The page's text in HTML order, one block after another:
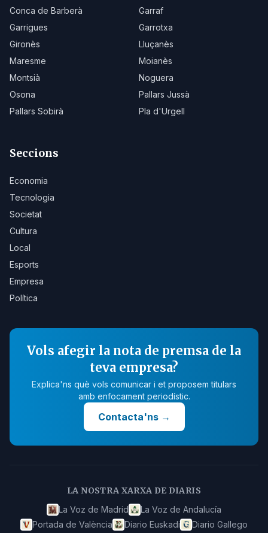
Conca de Barberà
Garraf
Garrigues
Garrotxa
Gironès
Lluçanès
Maresme
Moianès
Montsià
Noguera
Osona
Pallars Jussà
Pallars Sobirà
Pla d'Urgell
Seccions
Economia
Tecnologia
Societat
Cultura
Local
Esports
Empresa
Política
Vols afegir la nota de premsa de la
teva empresa?
Explica'ns què vols comunicar i et proposem titulars
amb enfocament periodístic.
Contacta'ns→
LA NOSTRA XARXA DE DIARIS
La Voz de Madrid
La Voz de Andalucía
Portada de València
Diario Euskadi Diario Gallego